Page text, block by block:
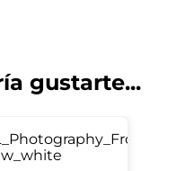
gustarte...